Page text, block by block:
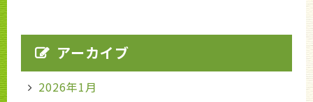
アーカイブ
2026年1月